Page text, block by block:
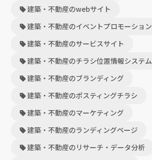
建築・不動産のwebサイト
建築・不動産のイベントプロモーション
建築・不動産のサービスサイト
建築・不動産のチラシ位置情報システム
建築・不動産のブランディング
建築・不動産のポスティングチラシ
建築・不動産のマーケティング
建築・不動産のランディングページ
建築・不動産のリサーチ・データ分析